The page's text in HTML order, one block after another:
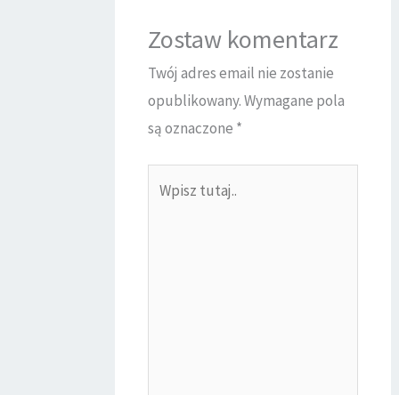
Zostaw komentarz
Twój adres email nie zostanie
opublikowany.Wymagane pola
są oznaczone *
tutaj..